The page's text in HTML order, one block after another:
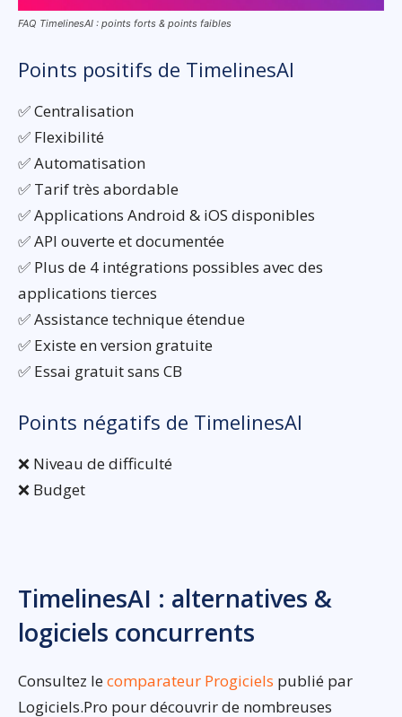
FAQ TimelinesAI : points forts & points faibles
Points positifs de TimelinesAI
✅ Centralisation
✅ Flexibilité
✅ Automatisation
✅ Tarif très abordable
✅ Applications Android & iOS disponibles
✅ API ouverte et documentée
✅ Plus de 4 intégrations possibles avec des
applications tierces
✅ Assistance technique étendue
✅ Existe en version gratuite
✅ Essai gratuit sans CB
Points négatifs de TimelinesAI
❌ Niveau de difficulté
❌ Budget
TimelinesAI : alternatives &
logiciels concurrents
Consultez lecomparateur Progiciels publié par
Logiciels.Pro pour découvrir de nombreuses